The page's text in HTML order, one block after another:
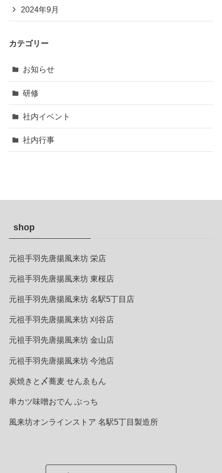
2024年9月
カテゴリー
お知らせ
研修
社内イベント
社内行事
shop
元祖手羽先唐揚風来坊 栄店
元祖手羽先唐揚風来坊 東桜店
元祖手羽先唐揚風来坊 名駅5丁目店
元祖手羽先唐揚風来坊 刈谷店
元祖手羽先唐揚風来坊 金山店
元祖手羽先唐揚風来坊 今池店
炭焼きと〆蕎麦 せんゑもん
串カツ味噌おでん ぶっち
風来坊オンラインストア 名駅5丁目製造所